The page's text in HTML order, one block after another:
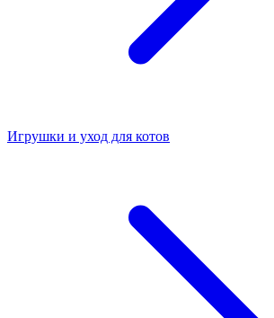
Игрушки и уход для котов